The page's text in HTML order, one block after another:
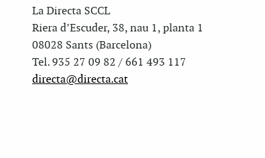
La Directa SCCL
Riera d’Escuder, 38, nau 1, planta 1
08028 Sants (Barcelona)
Tel. 935 27 09 82 / 661 493 117
directa@directa.cat